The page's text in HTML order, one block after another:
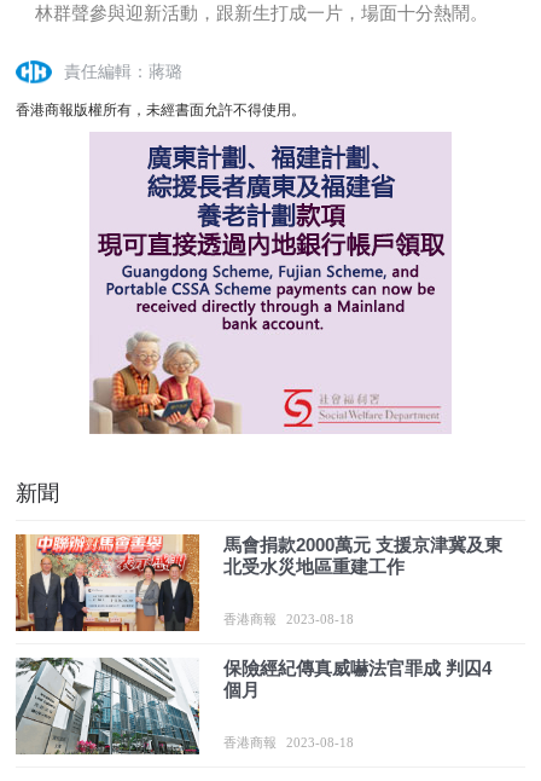
林群聲參與迎新活動，跟新生打成一片，場面十分熱鬧。
責任編輯：蔣璐
香港商報版權所有，未經書面允許不得使用。
新聞
馬會捐款2000萬元 支援京津冀及東
北受水災地區重建工作
香港商報 2023-08-18
保險經紀傳真威嚇法官罪成 判囚4
個月
香港商報 2023-08-18